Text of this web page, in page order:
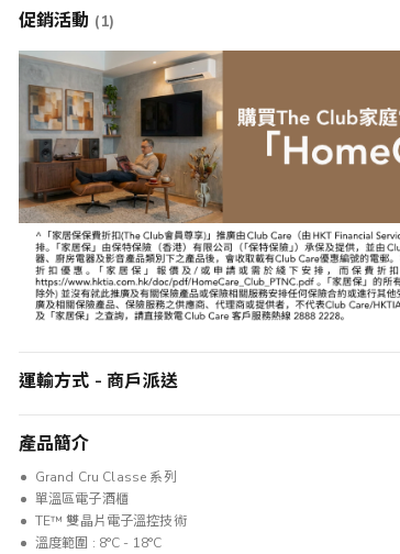
促銷活動 (1)
運輸方式 - 商戶派送
產品簡介
Grand Cru Classe 系列
單溫區電子酒櫃
TE™ 雙晶片電子溫控技術
溫度範圍 : 8°C - 18°C